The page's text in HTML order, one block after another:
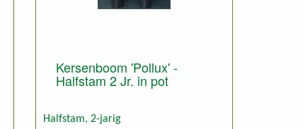
Kersenboom 'Pollux' -
Halfstam 2 Jr. in pot
Halfstam, 2-jarig